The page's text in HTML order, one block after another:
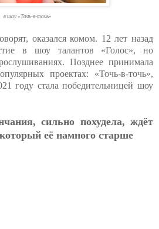
в шоу «Точь-в-точь»
оказался комом. 12 лет назад
в шоу талантов «Голос», но
Позднее принимала
проектах: «Точь-в-точь»,
году стала победительницей шоу
сильно похудела, ждёт
её намного старше